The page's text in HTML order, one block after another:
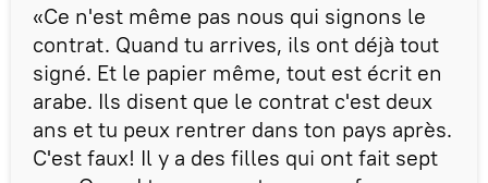
«Ce n'est même pas nous qui signons le
contrat. Quand tu arrives, ils ont déjà tout
signé. Et le papier même, tout est écrit en
arabe. Ils disent que le contrat c'est deux
ans et tu peux rentrer dans ton pays après.
C'est faux! Il y a des filles qui ont fait sept